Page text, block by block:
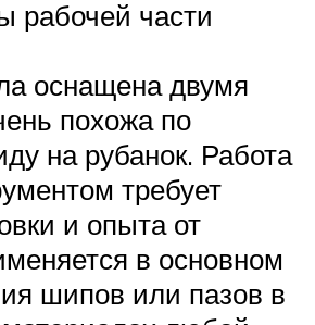
рабочей части
оснащена двумя
похожа по
на рубанок. Работа
требует
и опыта от
в основном
шипов или пазов в